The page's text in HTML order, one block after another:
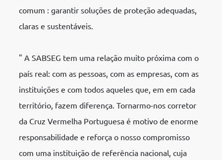
comum : garantir soluções de proteção adequadas,
claras e sustentáveis.
" A SABSEG tem uma relação muito próxima com o
país real: com as pessoas, com as empresas, com as
instituições e com todos aqueles que, em em cada
território, fazem diferença. Tornarmo-nos corretor
da Cruz Vermelha Portuguesa é motivo de enorme
responsabilidade e reforça o nosso compromisso
com uma instituição de referência nacional, cuja